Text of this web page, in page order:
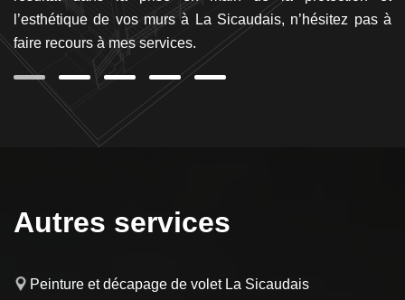
l’esthétique de vos murs à La Sicaudais, n’hésitez pas à
faire recours à mes services.
Autres services
Peinture et décapage de volet La Sicaudais